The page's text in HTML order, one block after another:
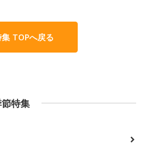
TOPへ戻る
特集